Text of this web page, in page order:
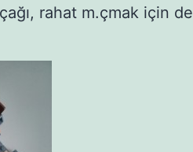
rahat m.çmak için de